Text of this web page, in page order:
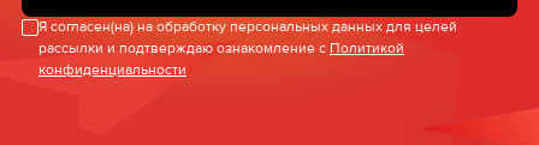
Я согласен(на) на обработку персональных данных для целей
рассылки и подтверждаю ознакомление с Политикой
конфиденциальности